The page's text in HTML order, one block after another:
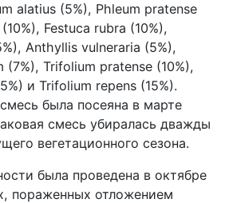
alatius (5%), Phleum pratense
Festuca rubra (10%),
Anthyllis vulneraria (5%),
(7%), Trifolium pratense (10%),
и Trifolium repens (15%).
была посеяна в марте
смесь убиралась дважды
вегетационного сезона.
была проведена в октябре
пораженных отложением